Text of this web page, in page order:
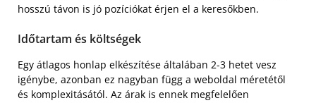
hosszú távon is jó pozíciókat érjen el a keresőkben.
Időtartam és költségek
Egy átlagos honlap elkészítése általában 2-3 hetet vesz
igénybe, azonban ez nagyban függ a weboldal méretétől
és komplexitásától. Az árak is ennek megfelelően